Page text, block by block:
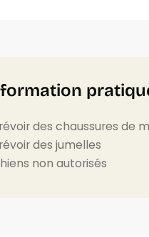
des chaussures de
des jumelles
non autorisés